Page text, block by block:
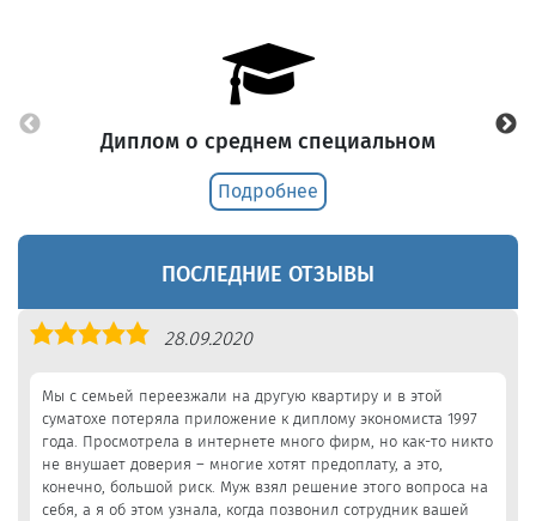
Диплом о среднем специальном
Подробнее
ПОСЛЕДНИЕ ОТЗЫВЫ
Оценка
28.09.2020
Мы с семьей переезжали на другую квартиру и в этой
суматохе потеряла приложение к диплому экономиста 1997
года. Просмотрела в интернете много фирм, но как-то никто
не внушает доверия – многие хотят предоплату, а это,
конечно, большой риск. Муж взял решение этого вопроса на
себя, а я об этом узнала, когда позвонил сотрудник вашей